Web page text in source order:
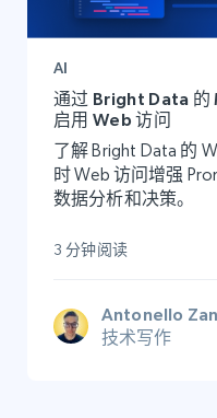
AI
通过 Bright Data 的
启用 Web 访问
了解 Bright Data 的
时 Web 访问增强
数据分析和决策。
3 分钟阅读
Antonello
技术写作